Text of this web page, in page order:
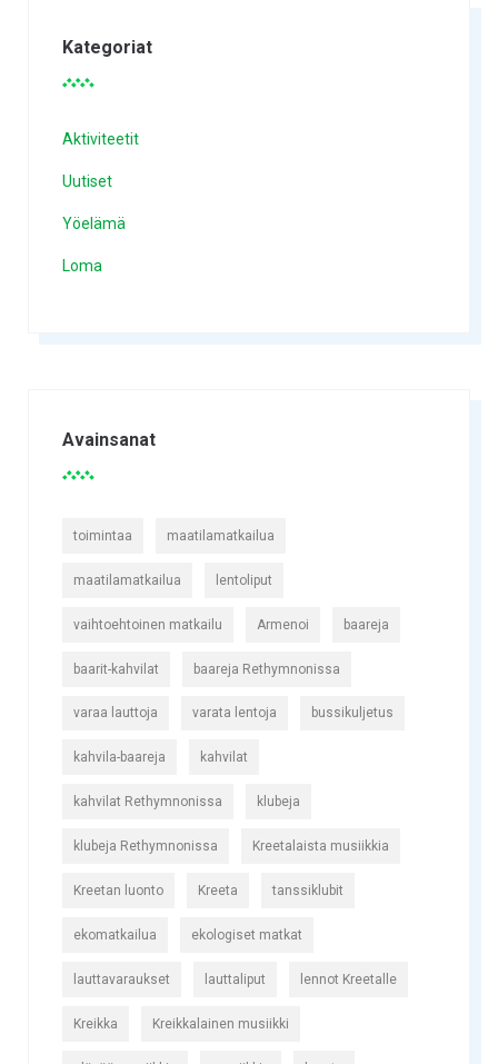
Kategoriat
Aktiviteetit
Uutiset
Yöelämä
Loma
Avainsanat
toimintaa maatilamatkailua
maatilamatkailua lentoliput
vaihtoehtoinen matkailu Armenoi baareja
baarit-kahvilat baareja Rethymnonissa
varaa lauttoja varata lentoja bussikuljetus
kahvila-baareja kahvilat
kahvilat Rethymnonissa klubeja
klubeja Rethymnonissa Kreetalaista musiikkia
Kreetan luonto Kreeta tanssiklubit
ekomatkailua ekologiset matkat
lauttavaraukset lauttaliput lennot Kreetalle
Kreikka Kreikkalainen musiikki